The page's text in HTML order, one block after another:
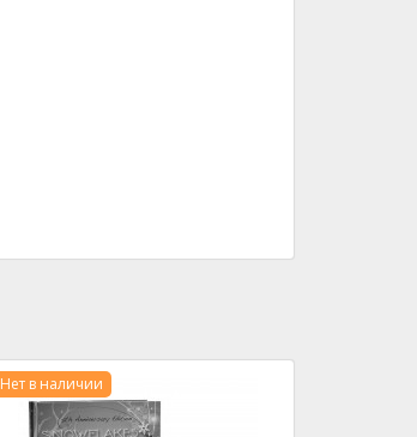
Нет в наличии